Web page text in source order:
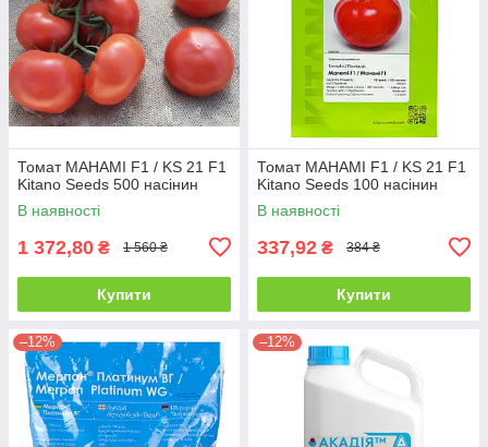
Томат МАНАМІ F1 / KS 21 F1
Kitano Seeds 500 насінин
В наявності
1 372,80 ₴ 1 560 ₴
Купити
Томат МАНАМІ F1 / KS 21 F1
Kitano Seeds 100 насінин
В наявності
337,92 ₴ 384 ₴
Купити
–12% –12%